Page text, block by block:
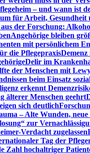
– und wann ist
für Arbeit, Gesundheit
aus der Forschung:
Angehörige bleiben
mit persönlichem
die Pflegepraxis
Delir im
der Menschen mit
beim Einsatz
erkennt
älterer Menschen geehrt
sich deutlich
– Alte Wunden,
zur
Verdacht zugelassen
Tag der
Zahl hochaltriger